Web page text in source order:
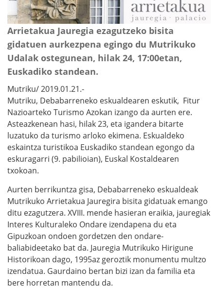
Arrietakua Jauregia ezagutzeko bisita
gidatuen aurkezpena egingo du Mutrikuko
Udalak ostegunean, hilak 24, 17:00etan,
Euskadiko standean.
Mutriku/ 2019.01.21.-
Mutriku, Debabarreneko eskualdearen eskutik, Fitur
Nazioarteko Turismo Azokan izango da aurten ere.
Asteazkenean hasi, hilak 23, eta igandera bitarte
luzatuko da turismo arloko ekimena. Eskualdeko
eskaintza turistikoa Euskadiko standean egongo da
eskuragarri (9. pabilioian), Euskal Kostaldearen
txokoan.
Aurten berrikuntza gisa, Debabarreneko eskualdeak
Mutrikuko Arrietakua Jauregira bisita gidatuak emango
ditu ezagutzera. XVIII. mende hasieran eraikia, jauregiak
Interes Kulturaleko Ondare izendapena du eta
Gipuzkoan ondoen gordetzen den ondare-
baliabideetako bat da. Jauregia Mutrikuko Hirigune
Historikoan dago, 1995az geroztik monumentu multzo
izendatua. Gaurdaino bertan bizi izan da familia eta
bere horretan mantendu da.